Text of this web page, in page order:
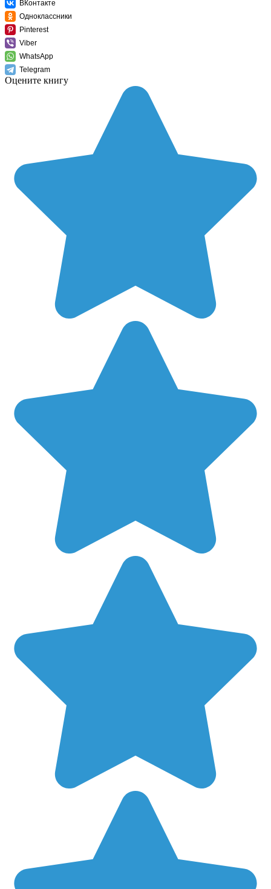
ВКонтакте
Одноклассники
Pinterest
Viber
WhatsApp
Telegram
Оцените книгу